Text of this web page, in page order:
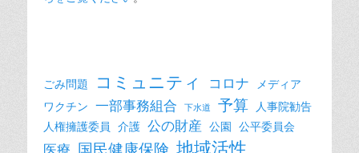
ごみ問題 コミュニティ コロナ
メディア
ワクチン 一部事務組合 下水道 予算
人事院勧告
人権擁護委員 介護 公の財産 公園 公平委員会
医療 国民健康保険 地域活性